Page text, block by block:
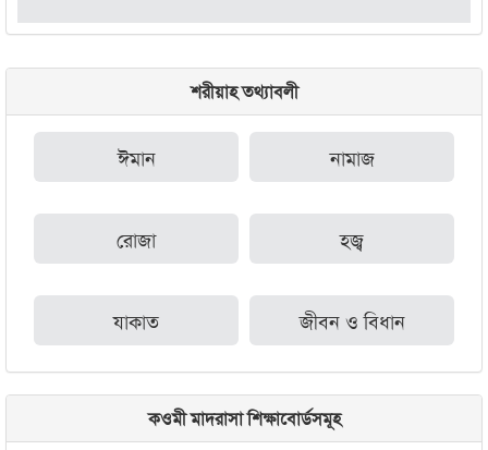
শরীয়াহ তথ্যাবলী
ঈমান নামাজ
রোজা হজ্ব
যাকাত জীবন ও বিধান
কওমী মাদরাসা শিক্ষাবোর্ডসমূহ